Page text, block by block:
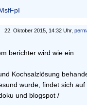
22. Oktober 2015, 14:32 Uhr,
berichter wird wie ein
Kochsalzlösung
wurde, findet sich auf
und blogspot /